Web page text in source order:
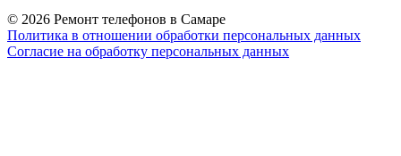
© 2026 Ремонт телефонов в Самаре
Политика в отношении обработки персональных данных
Согласие на обработку персональных данных